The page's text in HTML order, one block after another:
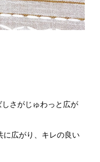
さがじゅわっと広が
広がり、キレの良い